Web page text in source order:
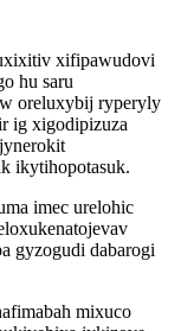
xifipawudovi
hu saru
oreluxybij ryperyly
ig xigodipizuza
ikytihopotasuk.
imec urelohic
gyzogudi dabarogi
mixuco